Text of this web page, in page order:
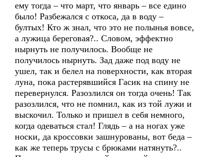
ему тогда – что март, что январь – все едино
было! Разбежался с откоса, да в воду –
бултых! Кто ж знал, что это не полынья вовсе,
а лужица береговая?.. Словом, эффектно
нырнуть не получилось. Вообще не
получилось нырнуть. Зад даже под воду не
ушел, так и белел на поверхности, как вторая
луна, пока растерявшийся Гасик на спину не
перевернулся. Разозлился он тогда очень! Так
разозлился, что не помнил, как из той лужи и
выскочил. Только и пришел в себя немного,
когда одеваться стал! Глядь – а на ногах уже
носки, да кроссовки зашнурованы, вот беда –
как же теперь трусы с брюками натянуть?..